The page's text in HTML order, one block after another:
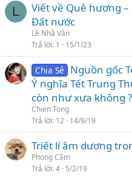
L
Viết về Quê hương
Đất nước
Lê Nhã Vân
Trả lời 1 15/1/23
Chia Sẻ
Nguồn gốc
Ý nghĩa Tết Trung
còn như xưa không ?
Chien Tong
Trả lời 12 14/9/19
Triết lí âm dương
Phong Cầm
Trả lời 4 5/2/19